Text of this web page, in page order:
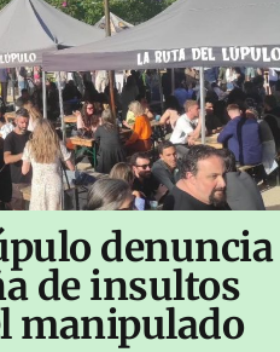
denuncia
de insultos
manipulado